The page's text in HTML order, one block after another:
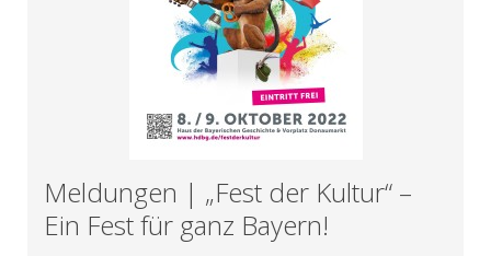
Meldungen | „Fest der Kultur“ –
Ein Fest für ganz Bayern!